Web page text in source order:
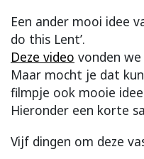
Een ander mooi idee
do this Lent’.
Deze video vonden we
Maar mocht je dat
filmpje ook mooie
Hieronder een korte
Vijf dingen om deze